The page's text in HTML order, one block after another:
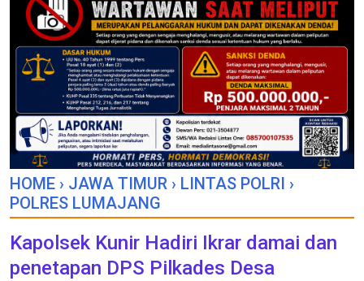
HOME › JAWA TIMUR › LINTAS POLRI ›
POLRES LUMAJANG
Kapolsek Kunir Hadiri Ikrar damai dan
penetapan DPS Pilkades Desa